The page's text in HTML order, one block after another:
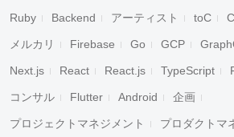
Ruby Backend アーティスト toC
メルカリ Firebase Go GCP
Next.js React React.js TypeScript
コンサル Flutter Android 企画
プロジェクトマネジメント プロダクトマ